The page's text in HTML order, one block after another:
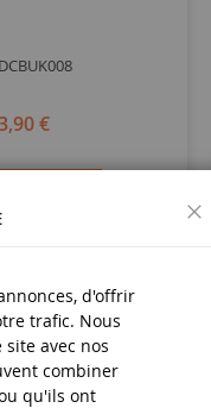
€
d'offrir
trafic. Nous
avec nos
combiner
qu'ils ont